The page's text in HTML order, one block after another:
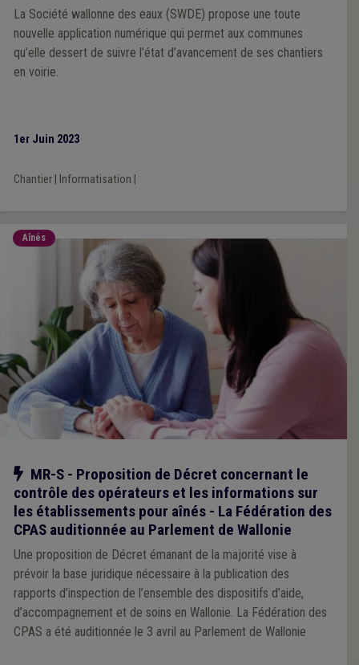
La Société wallonne des eaux (SWDE) propose une toute
nouvelle application numérique qui permet aux communes
qu’elle dessert de suivre l’état d’avancement de ses chantiers
en voirie.
1er Juin 2023
Chantier| Informatisation
Aînés
Notre action
MR-S - Proposition de Décret concernant le
contrôle des opérateurs et les informations sur
les établissements pour aînés - La Fédération des
CPAS auditionnée au Parlement de Wallonie
Une proposition de Décret émanant de la majorité vise à
prévoir la base juridique nécessaire à la publication des
rapports d’inspection de l’ensemble des dispositifs d’aide,
d’accompagnement et de soins en Wallonie. La Fédération des
CPAS a été auditionnée le 3 avril au Parlement de Wallonie